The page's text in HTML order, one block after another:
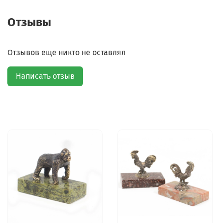
Отзывы
Отзывов еще никто не оставлял
Написать отзыв